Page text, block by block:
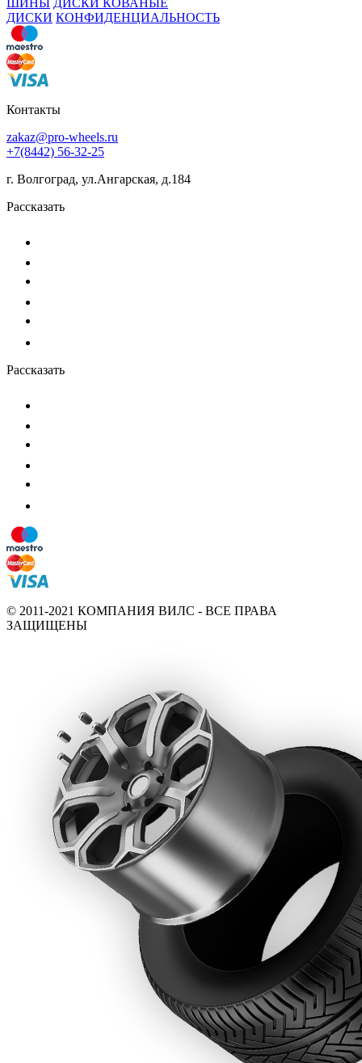
ШИНЫ ДИСКИ КОВАНЫЕ
ДИСКИ КОНФИДЕНЦИАЛЬНОСТЬ
Контакты
zakaz@pro-wheels.ru
+7(8442) 56-32-25
г. Волгоград, ул.Ангарская, д.184
Рассказать
Рассказать
© 2011-2021 КОМПАНИЯ ВИЛС - ВСЕ ПРАВА
ЗАЩИЩЕНЫ